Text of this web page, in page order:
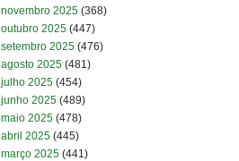
novembro 2025 (368)
outubro 2025 (447)
setembro 2025 (476)
agosto 2025 (481)
julho 2025 (454)
junho 2025 (489)
maio 2025 (478)
abril 2025 (445)
março 2025 (441)